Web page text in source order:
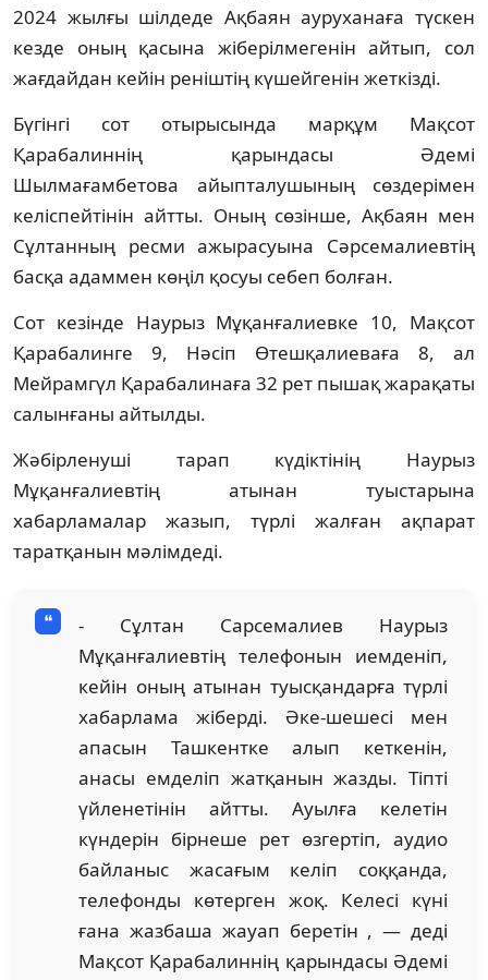
2024 жылғы шілдеде Ақбаян ауруханаға түскен
кезде оның қасына жіберілмегенін айтып, сол
жағдайдан кейін реніштің күшейгенін жеткізді.
Бүгінгі сот отырысында марқұм Мақсот
Қарабалиннің қарындасы Әдемі
Шылмағамбетова айыпталушының сөздерімен
келіспейтінін айтты. Оның сөзінше, Ақбаян мен
Сұлтанның ресми ажырасуына Сәрсемалиевтің
басқа адаммен көңіл қосуы себеп болған.
Сот кезінде Наурыз Мұқанғалиевке 10, Мақсот
Қарабалинге 9, Нәсіп Өтешқалиеваға 8, ал
Мейрамгүл Қарабалинаға 32 рет пышақ жарақаты
салынғаны айтылды.
Жәбірленуші тарап күдіктінің Наурыз
Мұқанғалиевтің атынан туыстарына
хабарламалар жазып, түрлі жалған ақпарат
таратқанын мәлімдеді.
- Сұлтан Сарсемалиев Наурыз
Мұқанғалиевтің телефонын иемденіп,
кейін оның атынан туысқандарға түрлі
хабарлама жіберді. Әке-шешесі мен
апасын Ташкентке алып кеткенін,
анасы емделіп жатқанын жазды. Тіпті
үйленетінін айтты. Ауылға келетін
күндерін бірнеше рет өзгертіп, аудио
байланыс жасағым келіп соққанда,
телефонды көтерген жоқ. Келесі күні
ғана жазбаша жауап беретін , — деді
Мақсот Қарабалиннің қарындасы Әдемі